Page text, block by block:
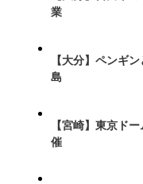
業
【大分】ペンギ
島
【宮崎】東京ド
催